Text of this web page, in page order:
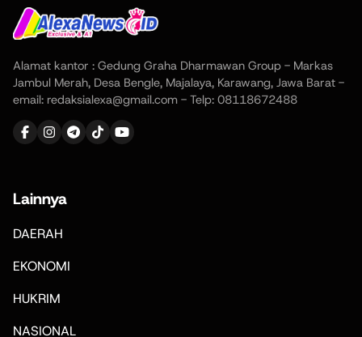
Alamat kantor : Gedung Graha Dharmawan Group - Markas
Jambul Merah, Desa Bengle, Majalaya, Karawang, Jawa Barat -
email: redaksialexa@gmail.com - Telp: 08118672488
Lainnya
DAERAH
EKONOMI
HUKRIM
NASIONAL